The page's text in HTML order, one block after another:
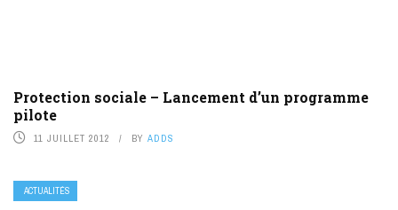
Protection sociale – Lancement d’un programme
pilote
11 JUILLET 2012 BY ADDS
ACTUALITÉS